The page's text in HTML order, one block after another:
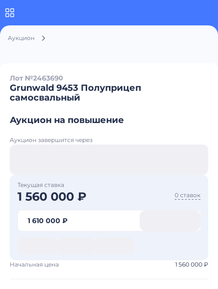
Аукцион
Лот №2463690
Grunwald 9453 Полуприцеп
самосвальный
Аукцион на повышение
Аукцион завершится через
Текущая ставка
1 560 000 ₽ 0 ставок
1 610 000 ₽
Начальная цена 1 560 000 ₽